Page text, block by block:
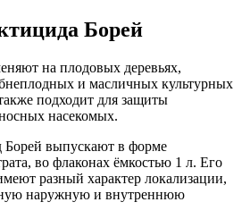
Борей
на плодовых деревьях,
и масличных культурных
подходит для защиты
насекомых.
Борей выпускают в форме
во флаконах ёмкостью 1 л. Его
разный характер локализации,
наружную и внутреннюю